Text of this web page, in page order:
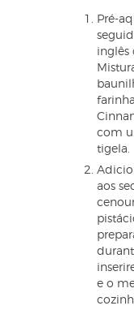
Pré-
inglês
com
tigela.
aos
e o